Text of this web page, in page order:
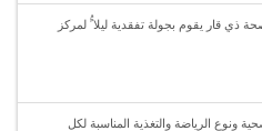
ذي قار يقوم بجولة تفقدية ليلا ًُ لمركز
ونوع الرياضة والتغذية المناسبة لكل